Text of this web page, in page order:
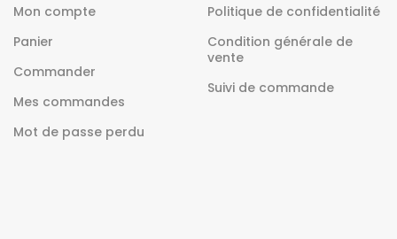
Mon compte
Panier
Commander
Mes commandes
Mot de passe perdu
Politique de confidentialité
Condition générale de
vente
Suivi de commande